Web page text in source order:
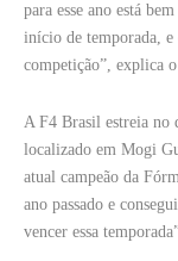
para esse ano está
início de temporada,
competição”, explica o
A F4 Brasil estreia no
localizado em Mogi
atual campeão da
ano passado e
vencer essa